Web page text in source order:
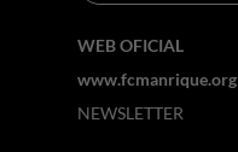
WEB OFICIAL
www.fcmanrique.org
NEWSLETTER